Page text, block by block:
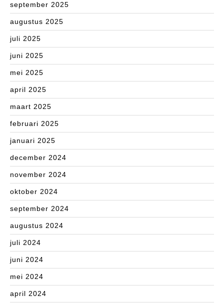
september 2025
augustus 2025
juli 2025
juni 2025
mei 2025
april 2025
maart 2025
februari 2025
januari 2025
december 2024
november 2024
oktober 2024
september 2024
augustus 2024
juli 2024
juni 2024
mei 2024
april 2024